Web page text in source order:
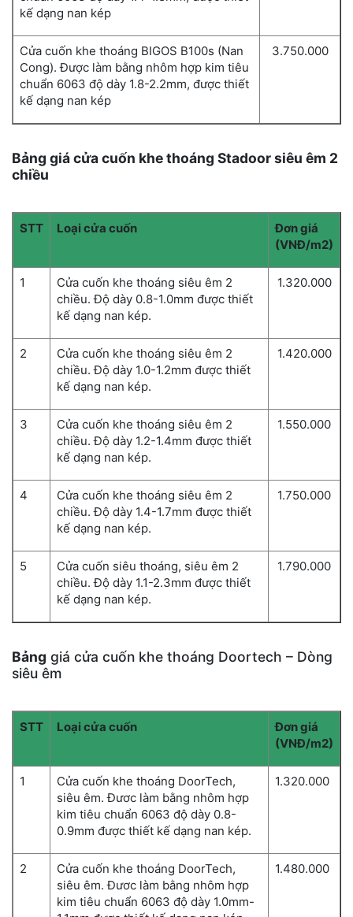
kế dạng nan kép
Cửa cuốn khe thoáng BIGOS B100s (Nan
Cong). Được làm bằng nhôm hợp kim tiêu
chuẩn 6063 độ dày 1.8-2.2mm, được thiết
kế dạng nan kép
3.750.000
Bảng giá cửa cuốn khe thoáng Stadoor siêu êm 2
chiều
STT Loại cửa cuốn
Đơn giá
(VNĐ/m2)
1
Cửa cuốn khe thoáng siêu êm 2
chiều. Độ dày 0.8-1.0mm được thiết
kế dạng nan kép.
1.320.000
2
Cửa cuốn khe thoáng siêu êm 2
chiều. Độ dày 1.0-1.2mm được thiết
kế dạng nan kép.
1.420.000
3
Cửa cuốn khe thoáng siêu êm 2
chiều. Độ dày 1.2-1.4mm được thiết
kế dạng nan kép.
1.550.000
4
Cửa cuốn khe thoáng siêu êm 2
chiều. Độ dày 1.4-1.7mm được thiết
kế dạng nan kép.
1.750.000
5
Cửa cuốn siêu thoáng, siêu êm 2
chiều. Độ dày 1.1-2.3mm được thiết
kế dạng nan kép.
1.790.000
Bảng giá cửa cuốn khe thoáng Doortech – Dòng
siêu êm
STT Loại cửa cuốn
Đơn giá
(VNĐ/m2)
1
Cửa cuốn khe thoáng DoorTech,
siêu êm. Đươc làm bằng nhôm hợp
kim tiêu chuẩn 6063 độ dày 0.8-
0.9mm được thiết kế dạng nan kép.
1.320.000
2
Cửa cuốn khe thoáng DoorTech,
siêu êm. Đươc làm bằng nhôm hợp
kim tiêu chuẩn 6063 độ dày 1.0mm-
1.480.000